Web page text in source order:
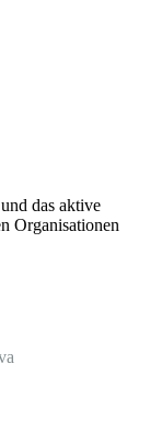
das aktive
Organisationen